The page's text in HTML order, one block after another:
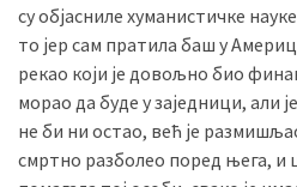
су објасниле хуманистичке
то јер сам пратила баш у
рекао који је довољно био
морао да буде у заједници, али
не би ни остао, већ је
смртно разболео поред њега, и